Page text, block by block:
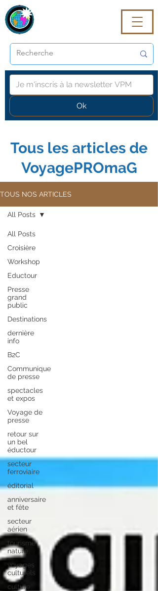
Ok
Tous les articles de
VoyagePROmaG
TOUS NOS ARTICLES
All Posts
Croisière
Workshop
Eductour
Presse
grand
public
Destinations
dernière
info
B2C
Communique
de presse
spectacles
et expos
Voyage de
presse
retour sur
un bel
éductour
secteur
ferroviaire
éditorial
anniversaire
et fête
secteur
aérien
tourisme
nature
voyages
culturels
culture
All Posts